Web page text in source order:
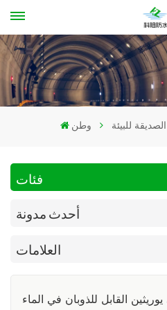
وطن للبيئة
فئات
أحدث مدونة
العلامات
القابل للذوبان في الماء